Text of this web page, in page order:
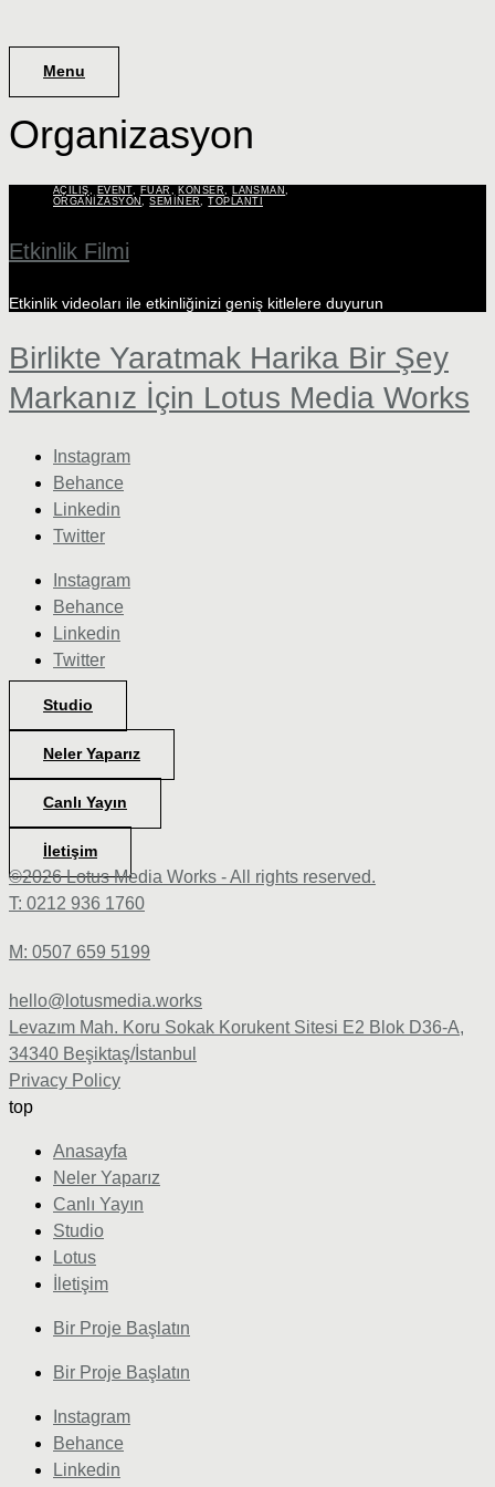
Menu
Organizasyon
AÇILIŞ, EVENT, FUAR , KONSER, LANSMAN,
ORGANIZASYON,SEMINER,TOPLANTI
Etkinlik Filmi
Etkinlik videoları ile etkinliğinizi geniş kitlelere duyurun
Birlikte Yaratmak Harika Bir Şey
Markanız İçin Lotus Media Works
Instagram
Behance
Linkedin
Twitter
Instagram
Behance
Linkedin
Twitter
Studio
Neler Yaparız
Canlı Yayın
İletişim
©2026 Lotus Media Works - All rights reserved.
T: 0212 936 1760
M: 0507 659 5199
hello@lotusmedia.works
Levazım Mah. Koru Sokak Korukent Sitesi E2 Blok D36-A,
34340 Beşiktaş/İstanbul
Privacy Policy
top
Anasayfa
Neler Yaparız
Canlı Yayın
Studio
Lotus
İletişim
Bir Proje Başlatın
Bir Proje Başlatın
Instagram
Behance
Linkedin